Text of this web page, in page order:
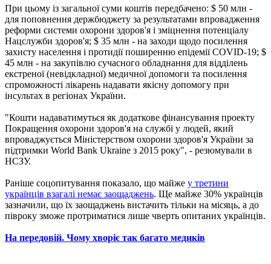
При цьому із загальної суми коштів передбачено: $ 50 млн -
для поповнення держбюджету за результатами впровадження
реформи системи охорони здоров'я і зміцнення потенціалу
Нацслужби здоров'я; $ 35 млн - на заходи щодо посилення
захисту населення і протидії поширенню епідемії COVID-19; $
45 млн - на закупівлю сучасного обладнання для відділень
екстреної (невідкладної) медичної допомоги та посилення
спроможності лікарень надавати якісну допомогу при
інсультах в регіонах України.
"Кошти надаватимуться як додаткове фінансування проекту
Покращення охорони здоров'я на службі у людей, який
впроваджується Міністерством охорони здоров'я України за
підтримки World Bank Ukraine з 2015 року", - резюмували в
НСЗУ.
Раніше соцопитування показало, що майже у третини
українців взагалі немає заощаджень. Ще майже 30% українців
зазначили, що їх заощаджень вистачить тільки на місяць, а до
півроку зможе протриматися лише чверть опитаних українців.
На передовій. Чому хворіє так багато медиків